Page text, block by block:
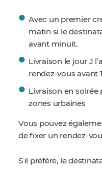
Avec un premier
matin si le
avant minuit.
Livraison le jour J
rendez-vous avant
Livraison en
zones urbaines
Vous pouvez
de fixer un rendez-
Sʼil préfère, le